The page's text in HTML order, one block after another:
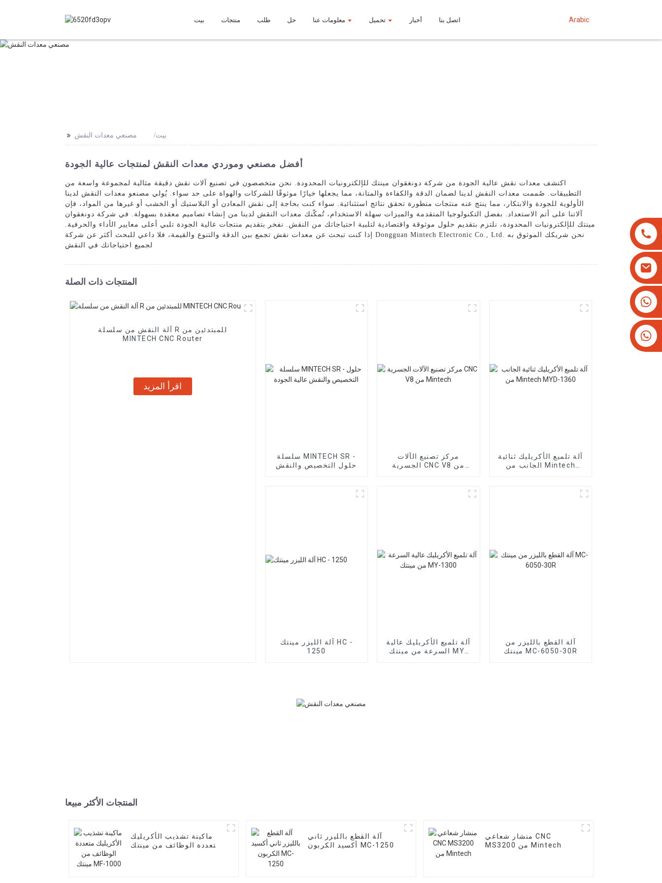
بيت منتجات طلب حل معلومات عنا تحميل أخبار اتصل بنا Arabic
+16266628193
>> بيت مصنعي معدات النقش
أفضل مصنعي وموردي معدات النقش لمنتجات عالية الجودة
اكتشف معدات نقش عالية الجودة من شركة دونغقوان مينتك للإلكترونيات المحدودة. نحن متخصصون في تصنيع آلات نقش دقيقة مثالية لمجموعة واسعة من
التطبيقات. صُممت معدات النقش لدينا لضمان الدقة والكفاءة والمتانة، مما يجعلها خيارًا موثوقًا للشركات والهواة على حد سواء. يُولي مصنعو معدات النقش لدينا
الأولوية للجودة والابتكار، مما ينتج عنه منتجات متطورة تحقق نتائج استثنائية. سواء كنت بحاجة إلى نقش المعادن أو البلاستيك أو الخشب أو غيرها من المواد، فإن
آلاتنا على أتم الاستعداد. بفضل التكنولوجيا المتقدمة والميزات سهلة الاستخدام، تُمكّنك معدات النقش لدينا من إنشاء تصاميم معقدة بسهولة. في شركة دونغقوان
مينتك للإلكترونيات المحدودة، نلتزم بتقديم حلول موثوقة واقتصادية لتلبية احتياجاتك من النقش. نفخر بتقديم منتجات عالية الجودة تلبي أعلى معايير الأداء والحرفية.
إذا كنت تبحث عن معدات نقش تجمع بين الدقة والتنوع والقيمة، فلا داعي للبحث أكثر عن شركة Dongguan Mintech Electronic Co., Ltd. نحن شريكك الموثوق به
لجميع احتياجاتك في النقش
المنتجات ذات الصلة
آلة النقش من سلسلة R للمبتدئين من
MINTECH CNC Router
اقرأ المزيد
سلسلة MINTECH SR -
حلول التخصيص والنقش
مركز تصنيع الآلات
الجسرية CNC V8 من
آلة تلميع الأكريليك ثنائية
الجانب من Mintech
آلة الليزر مينتك HC -
1250
آلة تلميع الأكريليك عالية
السرعة من مينتك MY-
آلة القطع بالليزر من
مينتك MC-6050-30R
المنتجات الأكثر مبيعا
ماكينة تشذيب الأكريليك
متعددة الوظائف من مينتك
آلة القطع بالليزر ثاني
أكسيد الكربون MC-1250
منشار شعاعي CNC
MS3200 من Mintech